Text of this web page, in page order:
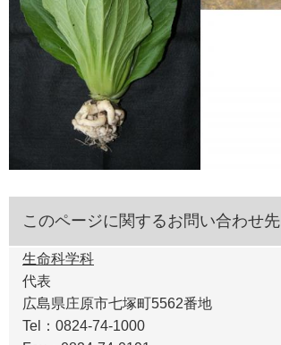
このページに関するお問い合わせ先
生命科学科
代表
広島県庄原市七塚町5562番地
Tel：0824-74-1000